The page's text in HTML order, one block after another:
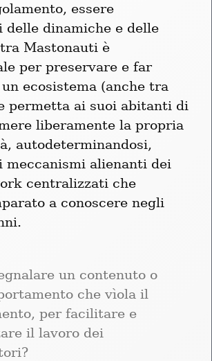
essere
delle dinamiche e delle
Mastonauti è
per preservare e far
ecosistema (anche tra
permetta ai suoi abitanti di
liberamente la propria
autodeterminandosi,
meccanismi alienanti dei
centralizzati che
a conoscere negli
un contenuto o
che vìola il
per facilitare e
il lavoro dei